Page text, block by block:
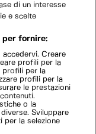
di un interesse
e scelte
per fornire:
Creare
profili per la
profili per la
profili per la
le prestazioni
o la
Sviluppare
per la selezione